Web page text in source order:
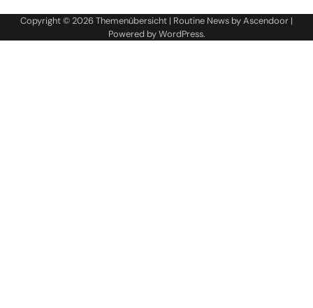
Copyright © 2026Themenübersicht | Routine News byAscendoor |
Powered byWordPress.